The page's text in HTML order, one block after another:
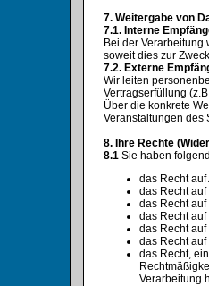
7. Weitergabe von
7.1. Interne
Bei der
soweit dies zur
7.2. Externe
Wir leiten
Vertragserfüllung
Über die konkrete
Veranstaltungen des
8. Ihre Rechte
8.1 Sie haben
das Recht auf
das Recht
das Recht
das Recht
das Recht
das Recht
das Recht,
Verarbeitung